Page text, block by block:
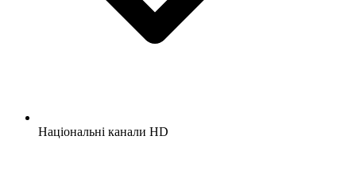
Національні канали HD